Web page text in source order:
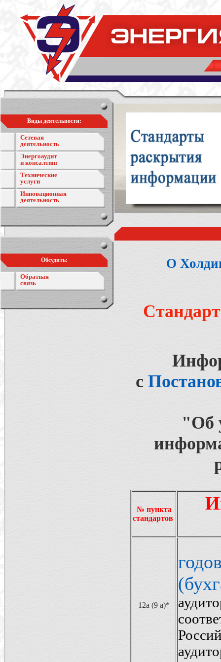
Виды деятельности:
Сетевая
деятельность
Энергоаудит
и консалтинг
Технические
услуги
Инновационная
деятельность
Обсудить:
Обратная
связь
О
с
"Об
№ пункта
стандартов
12а (9 а)*
г